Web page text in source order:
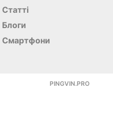
Статті
Блоги
Смартфони
PINGVIN.PRO